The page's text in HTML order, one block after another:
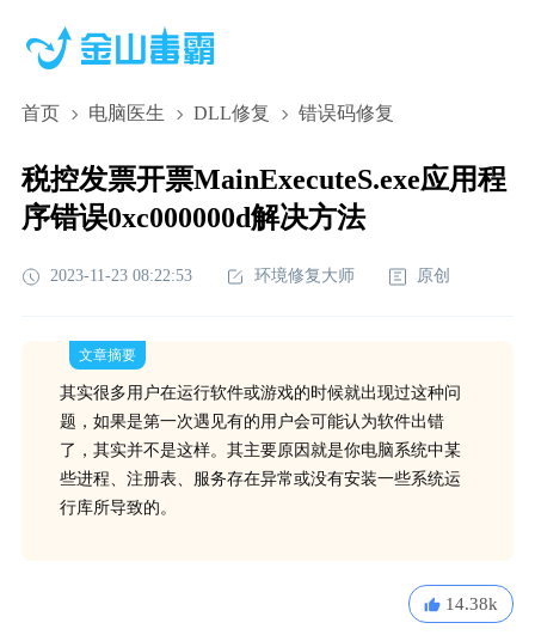
首页 电脑医生 DLL修复 错误码修复
税控发票开票MainExecuteS.exe应用程
序错误0xc000000d解决方法
2023-11-23 08:22:53 环境修复大师 原创
文章摘要
其实很多用户在运行软件或游戏的时候就出现过这种问
题，如果是第一次遇见有的用户会可能认为软件出错
了，其实并不是这样。其主要原因就是你电脑系统中某
些进程、注册表、服务存在异常或没有安装一些系统运
行库所导致的。
14.38k